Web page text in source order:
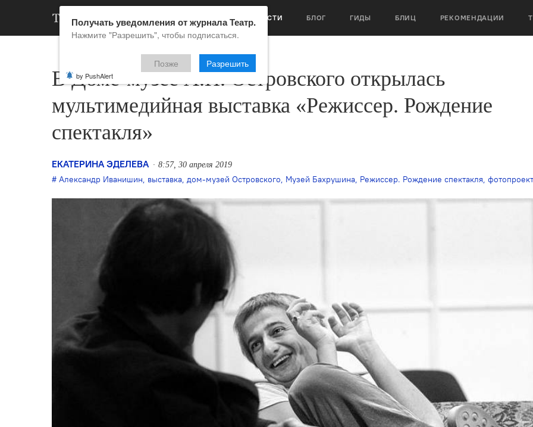
НОВОСТИ БЛОГ ГИДЫ БЛИЦ РЕКОМЕНДАЦИИ
В Доме-музее А.Н. Островского открылась
мультимедийная выставка «Режиссер. Рождение
спектакля»
ЕКАТЕРИНА ЭДЕЛЕВА 8:57, 30 апреля 2019
Александр Иванишин, выставка, дом-музей Островского, Музей Бахрушина, Режиссер. Рождение спектакля, фотопроект
Получать уведомления от журнала Театр.
Нажмите "Разрешить", чтобы подписаться.
Позже Разрешить
by PushAlert